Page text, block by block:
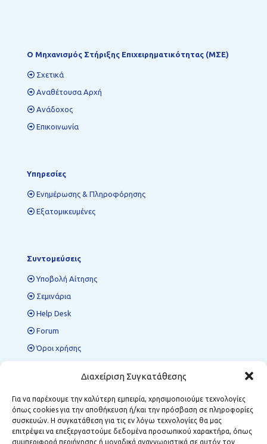
Διαχείριση Συγκατάθεσης
Για να παρέχουμε την καλύτερη εμπειρία, χρησιμοποιούμε τεχνολογίες
όπως cookies για την αποθήκευση ή/και την πρόσβαση σε πληροφορίες
συσκευών. Η συγκατάθεση για τις εν λόγω τεχνολογίες θα μας
επιτρέψει να επεξεργαστούμε δεδομένα προσωπικού χαρακτήρα, όπως
συμπεριφορά περιήγησης ή μοναδικά αναγνωριστικά σε αυτόν τον
Ο Mηχανισμός Στήριξης Επιχειρηματικότητας (ΜΣΕ)
Σχετικά
Αναθέτουσα Αρχή
Ανάδοχος
Επικοινωνία
Υπηρεσίες
Ενημέρωσης & Πληροφόρησης
Εξατομικευμένες
Συντομεύσεις
Υποβολή Αίτησης
Σεμινάρια
Help Desk
Forum
Όροι χρήσης
Περιφερειακές Δομές ΜΣΕ
Κοζάνη:Κωστή Παλαμά 12, Τ.Κ. 501 00